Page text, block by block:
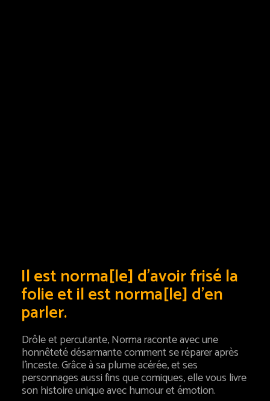
Il est norma[le] d’avoir frisé la
folie et il est norma[le] d’en
parler.
Drôle et percutante, Norma raconte avec une
honnêteté désarmante comment se réparer après
l’inceste. Grâce à sa plume acérée, et ses
personnages aussi fins que comiques, elle vous livre
son histoire unique avec humour et émotion.